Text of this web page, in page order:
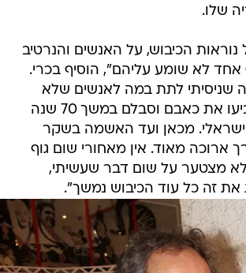
שלו.
הכיבוש, על האנשים והנרטיב
לא שומע עליהם", הוסיף בכרי.
שניסיתי לתת במה לאנשים שלא
קיבלו במה, שיביעו את כאבם וסבלם במשך 70 שנה
מכאן ועד האשמה בשקר
ארוכה מאוד. אין מאחורי שום גוף
לא מצטער על שום דבר שעשיתי,
את זה כל עוד הכיבוש נמשך".